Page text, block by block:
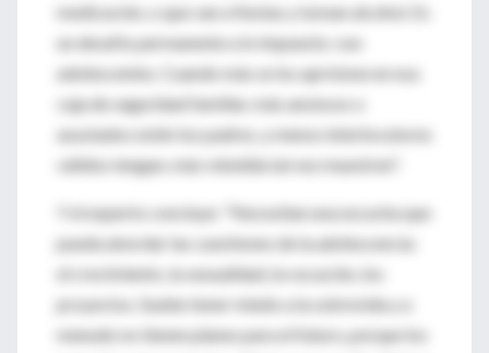
medicación, o que van a fiestas y toman alcohol. Es
un desafío permanente a lo impuesto: son
adolescentes. Cuando más se los aprisione en esa
caja de seguridad familiar, más ansiosos o
asustados estén los padres, y menos interlocutores
válidos tengan, más rebeldía tal vez muestren".
Y el experto concluye: "Necesitan una escucha que
pueda abordar las cuestiones de la adolescencia:
el crecimiento, la sexualidad, la vocación, los
proyectos. Suelen tener miedo a la sobrevida y a
menudo no tienen planes para el futuro, porque los